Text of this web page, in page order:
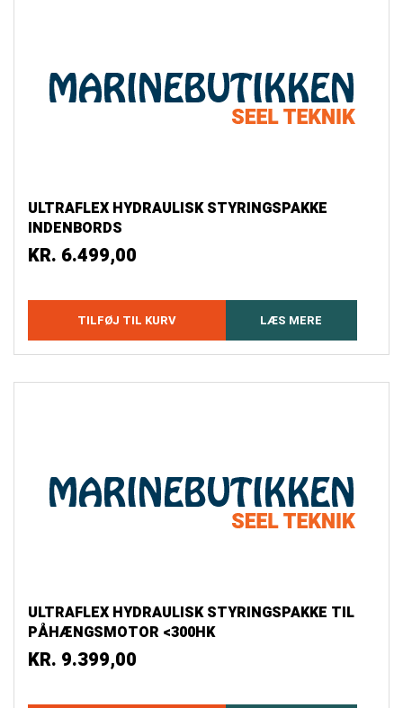
ULTRAFLEX HYDRAULISK STYRINGSPAKKE
INDENBORDS
KR. 6.499,00
TILFØJ TIL KURV LÆS MERE
ULTRAFLEX HYDRAULISK STYRINGSPAKKE TIL
PÅHÆNGSMOTOR <300HK
KR. 9.399,00